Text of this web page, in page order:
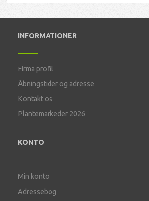
INFORMATIONER
Firma profil
Åbningstider og adresse
Kontakt os
Plantemarkeder 2026
KONTO
Min konto
Adressebog